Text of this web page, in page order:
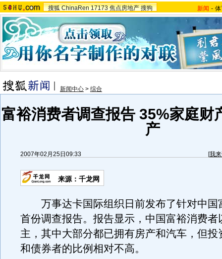
搜狐 ChinaRen 17173 焦点房地产 搜狗 新闻 -
新闻中心 > 综合
富裕消费者调查报告 35%家庭财
产
2007年02月25日09:33 [我
来源：千龙网
万事达卡国际组织日前发布了针对中国
首份调查报告。报告显示，中国富裕消费者
主，其中大部分都已拥有房产和汽车，但投
和债券者的比例相对不高。